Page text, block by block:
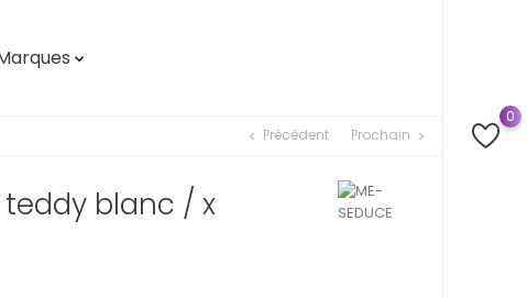
0

chevron_left Précédent Prochain chevron_right
blanc / x